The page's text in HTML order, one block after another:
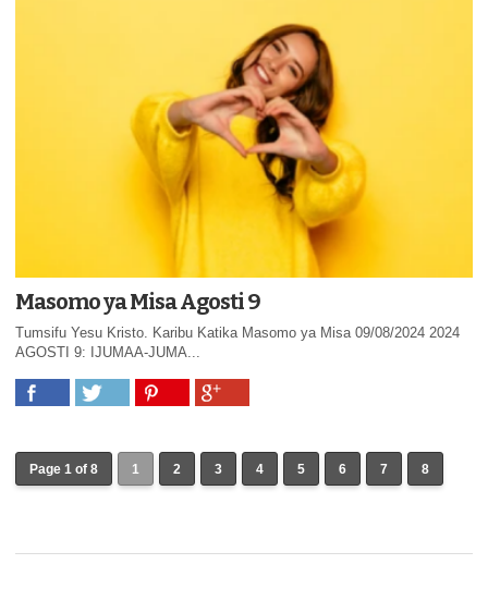
Masomo ya Misa Agosti 9
Tumsifu Yesu Kristo. Karibu Katika Masomo ya Misa 09/08/2024 2024
AGOSTI 9: IJUMAA-JUMA...
Page 1 of 8 1 2 3 4 5 6 7 8